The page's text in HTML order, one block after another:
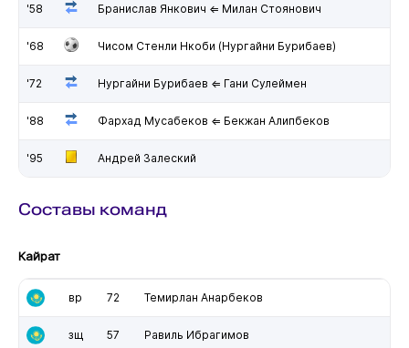
'58 Бранислав Янкович ⇐ Милан Стоянович
'68 Чисом Стенли Нкоби (Нургайни Бурибаев)
'72 Нургайни Бурибаев ⇐ Гани Сулеймен
'88 Фархад Мусабеков ⇐ Бекжан Алипбеков
'95 Андрей Залеский
Составы команд
Кайрат
вр 72 Темирлан Анарбеков
зщ 57 Равиль Ибрагимов